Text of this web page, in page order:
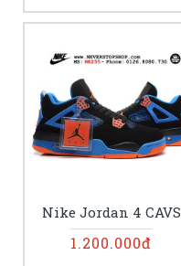
Nike Jordan 4 CAVS
1.200.000đ